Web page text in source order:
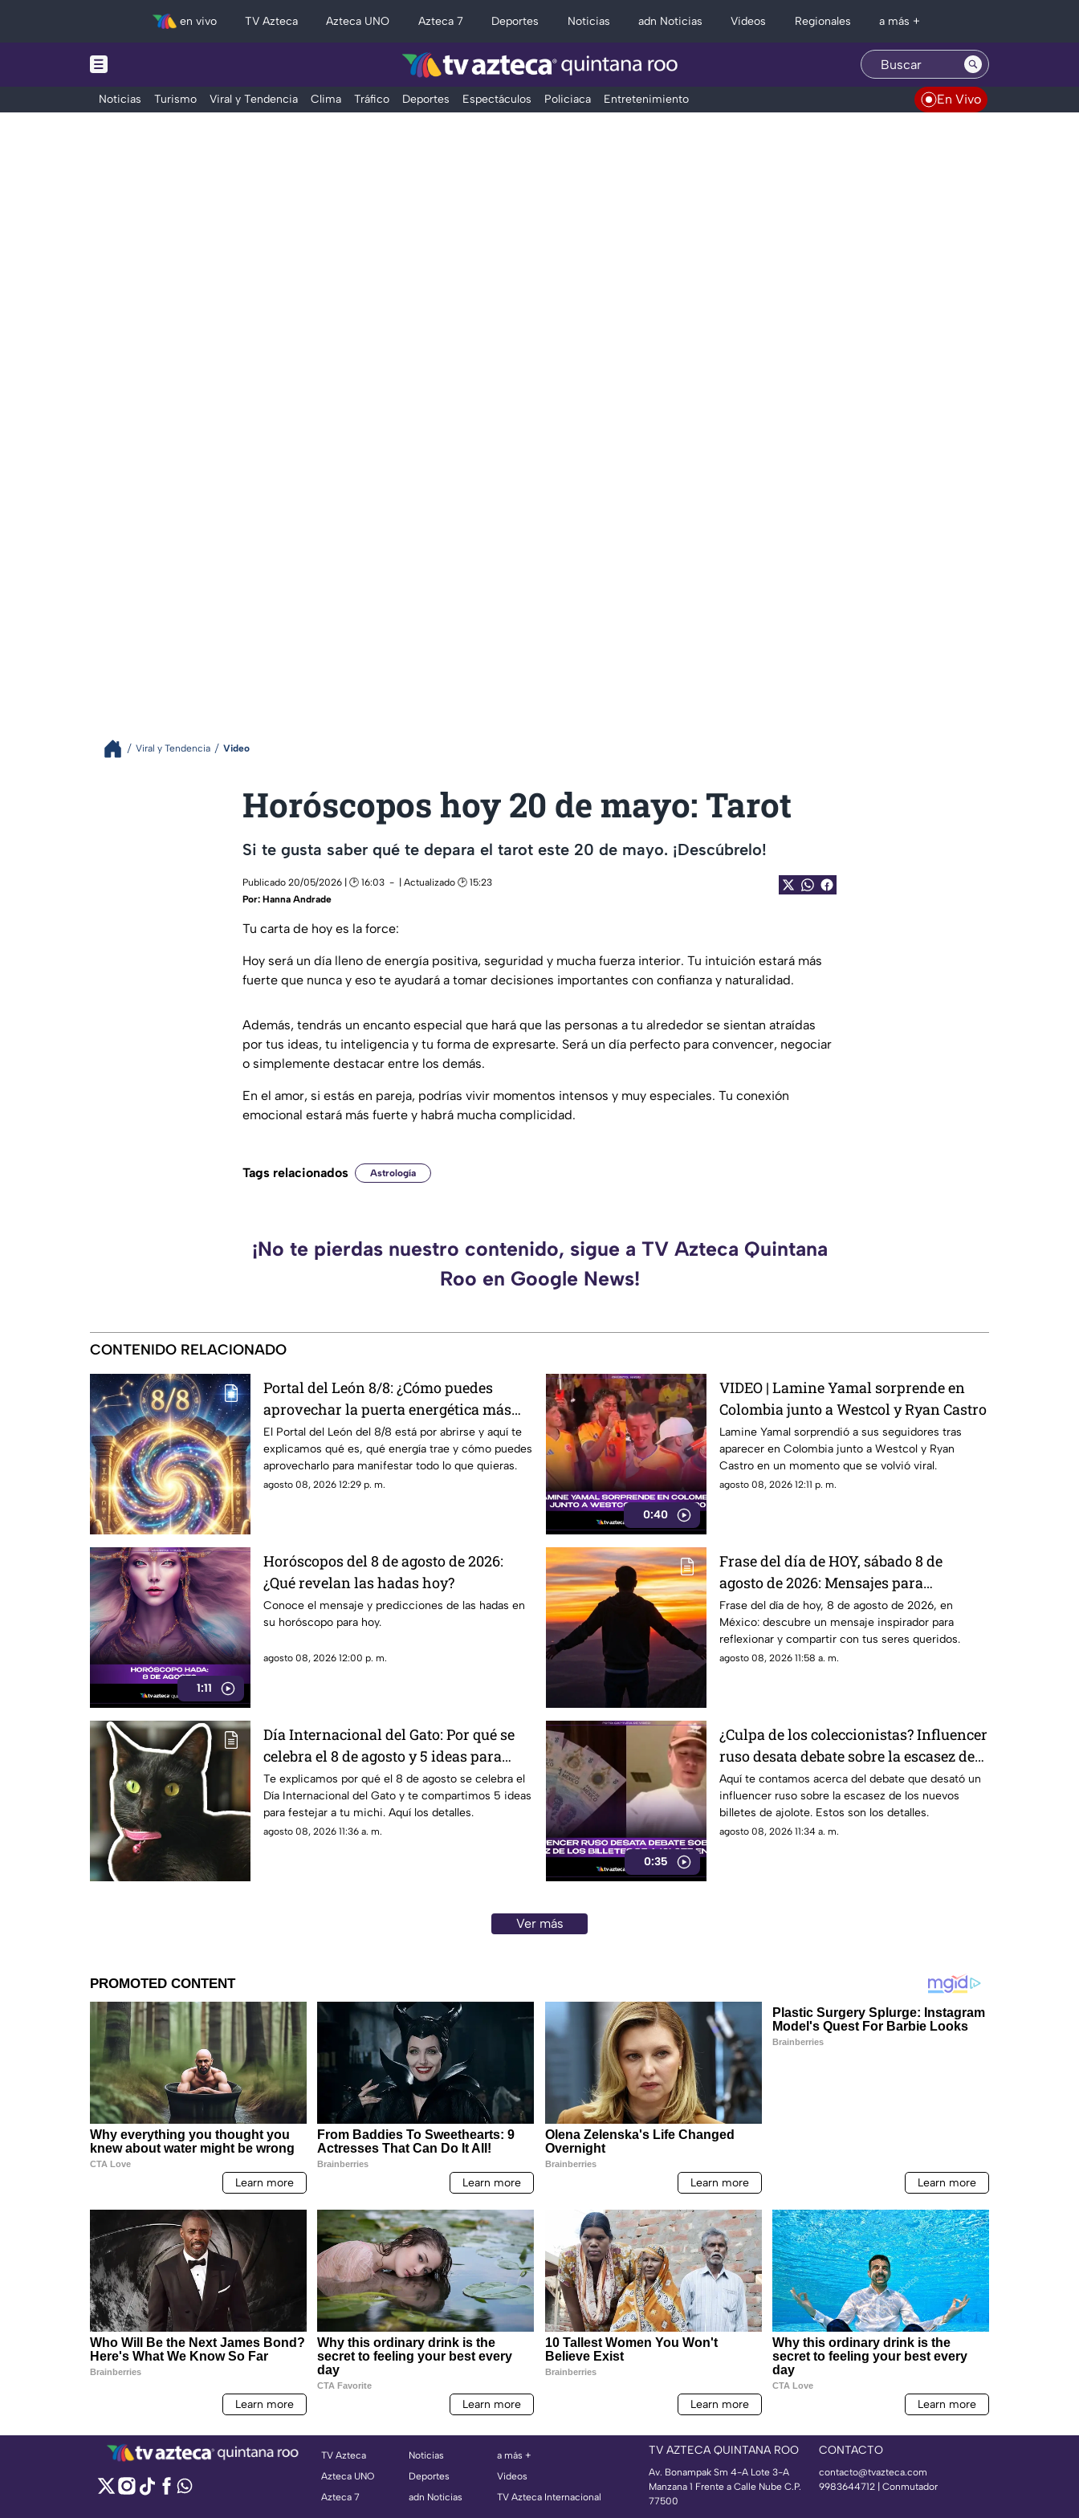
en vivo TV Azteca Azteca UNO Azteca 7 Deportes Noticias adn Noticias Videos Regionales a más +
Noticias Turismo Viral y Tendencia Clima Tráfico Deportes Espectáculos Policiaca Entretenimiento En Vivo
Viral y Tendencia Video
Horóscopos hoy 20 de mayo: Tarot
Si te gusta saber qué te depara el tarot este 20 de mayo. ¡Descúbrelo!
Publicado 20/05/2026 | 🕑 16:03
| Actualizado 🕑 15:23
Por: Hanna Andrade
Tu carta de hoy es la force:
Hoy será un día lleno de energía positiva, seguridad y mucha fuerza interior. Tu intuición estará más
fuerte que nunca y eso te ayudará a tomar decisiones importantes con confianza y naturalidad.
Además, tendrás un encanto especial que hará que las personas a tu alrededor se sientan atraídas
por tus ideas, tu inteligencia y tu forma de expresarte. Será un día perfecto para convencer, negociar
o simplemente destacar entre los demás.
En el amor, si estás en pareja, podrías vivir momentos intensos y muy especiales. Tu conexión
emocional estará más fuerte y habrá mucha complicidad.
Tags relacionados Astrología
¡No te pierdas nuestro contenido, sigue a TV Azteca Quintana
Roo en Google News!
CONTENIDO RELACIONADO
Portal del León 8/8: ¿Cómo puedes
aprovechar la puerta energética más
poderosa del 2026?
El Portal del León del 8/8 está por abrirse y aquí te
explicamos qué es, qué energía trae y cómo puedes
aprovecharlo para manifestar todo lo que quieras.
agosto 08, 2026 12:29 p. m.
0:40
VIDEO | Lamine Yamal sorprende en
Colombia junto a Westcol y Ryan Castro
Lamine Yamal sorprendió a sus seguidores tras
aparecer en Colombia junto a Westcol y Ryan
Castro en un momento que se volvió viral.
agosto 08, 2026 12:11 p. m.
1:11
Horóscopos del 8 de agosto de 2026:
¿Qué revelan las hadas hoy?
Conoce el mensaje y predicciones de las hadas en
su horóscopo para hoy.
agosto 08, 2026 12:00 p. m.
Frase del día de HOY, sábado 8 de
agosto de 2026: Mensajes para
reflexionar y compartir
Frase del día de hoy, 8 de agosto de 2026, en
México: descubre un mensaje inspirador para
reflexionar y compartir con tus seres queridos.
agosto 08, 2026 11:58 a. m.
Día Internacional del Gato: Por qué se
celebra el 8 de agosto y 5 ideas para
festejar a tu michi
Te explicamos por qué el 8 de agosto se celebra el
Día Internacional del Gato y te compartimos 5 ideas
para festejar a tu michi. Aquí los detalles.
agosto 08, 2026 11:36 a. m.
0:35
¿Culpa de los coleccionistas? Influencer
ruso desata debate sobre la escasez de
los billetes de ajolote en México
Aquí te contamos acerca del debate que desató un
influencer ruso sobre la escasez de los nuevos
billetes de ajolote. Estos son los detalles.
agosto 08, 2026 11:34 a. m.
Ver más
TV Azteca
Azteca UNO
Azteca 7
Noticias
Deportes
adn Noticias
a más +
Videos
TV Azteca Internacional
TV AZTECA QUINTANA ROO
Av. Bonampak Sm 4-A Lote 3-A
Manzana 1 Frente a Calle Nube C.P.
77500
CONTACTO
contacto@tvazteca.com
9983644712 | Conmutador